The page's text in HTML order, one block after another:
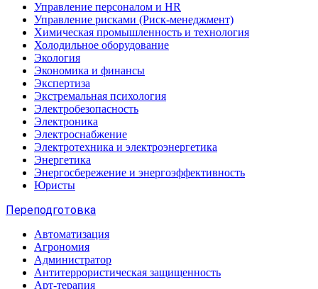
Управление персоналом и HR
Управление рисками (Риск-менеджмент)
Химическая промышленность и технология
Холодильное оборудование
Экология
Экономика и финансы
Экспертиза
Экстремальная психология
Электробезопасность
Электроника
Электроснабжение
Электротехника и электроэнергетика
Энергетика
Энергосбережение и энергоэффективность
Юристы
Переподготовка
Автоматизация
Агрономия
Администратор
Антитеррористическая защищенность
Арт-терапия